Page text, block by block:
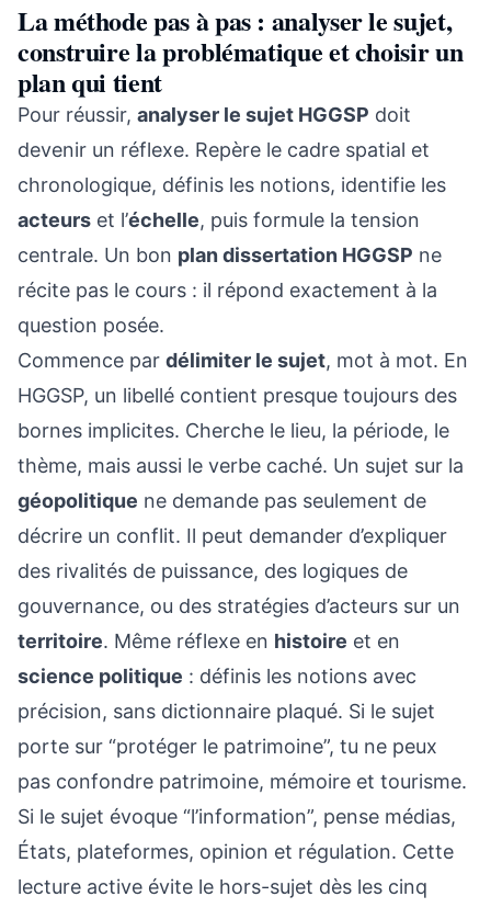
La méthode pas à pas : analyser le sujet,
construire la problématique et choisir un
plan qui tient
Pour réussir, analyser le sujet HGGSP doit
devenir un réflexe. Repère le cadre spatial et
chronologique, définis les notions, identifie les
acteurs et l’échelle, puis formule la tension
centrale. Un bon plan dissertation HGGSP ne
récite pas le cours : il répond exactement à la
question posée.
Commence par délimiter le sujet, mot à mot. En
HGGSP, un libellé contient presque toujours des
bornes implicites. Cherche le lieu, la période, le
thème, mais aussi le verbe caché. Un sujet sur la
géopolitique ne demande pas seulement de
décrire un conflit. Il peut demander d’expliquer
des rivalités de puissance, des logiques de
gouvernance, ou des stratégies d’acteurs sur un
territoire. Même réflexe en histoire et en
science politique : définis les notions avec
précision, sans dictionnaire plaqué. Si le sujet
porte sur “protéger le patrimoine”, tu ne peux
pas confondre patrimoine, mémoire et tourisme.
Si le sujet évoque “l’information”, pense médias,
États, plateformes, opinion et régulation. Cette
lecture active évite le hors-sujet dès les cinq